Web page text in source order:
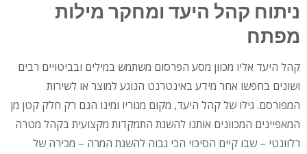
ניתוח קהל היעד ומחקר מילות
מפתח
קהל היעד אליו מכוון מסע הפרסום משתמש במילים ובביטויים רבים
ושונים בחפשו אחר מידע באינטרנט הנוגע למוצר או לשירות
המפורסם. גילו של קהל היעד, מקום מגוריו ומינו הנם רק חלק קטן מן
המאפיינים המכוונים אותנו להשגת התמקדות מקצועית בקהל מטרה
רלוונטי – שבו קיים הסיכוי הכי גבוה להשגת המרה – מכירה של